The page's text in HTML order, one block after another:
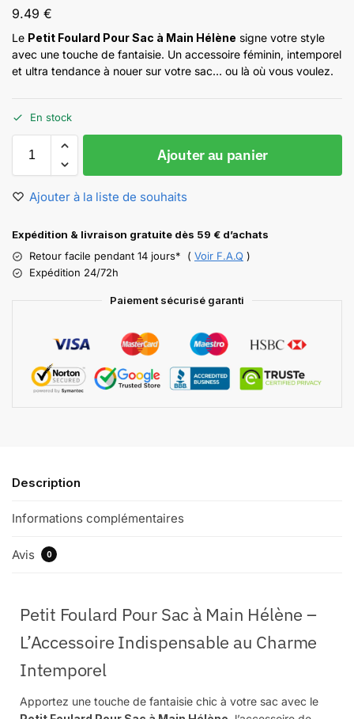
9.49 €
Le Petit Foulard Pour Sac à Main Hélène signe votre style
avec une touche de fantaisie. Un accessoire féminin, intemporel
et ultra tendance à nouer sur votre sac… ou là où vous voulez.
En stock
Ajouter au panier
Ajouter à la liste de souhaits
Expédition & livraison gratuite dès 59 € d’achats
Retour facile pendant 14 jours* ( Voir F.A.Q )
Expédition 24/72h
Paiement sécurisé garanti
Description
Informations complémentaires
Avis 0
Petit Foulard Pour Sac à Main Hélène –
L’Accessoire Indispensable au Charme
Intemporel
Apportez une touche de fantaisie chic à votre sac avec le